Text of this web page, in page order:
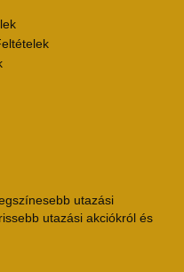
utazási
utazási akciókról és